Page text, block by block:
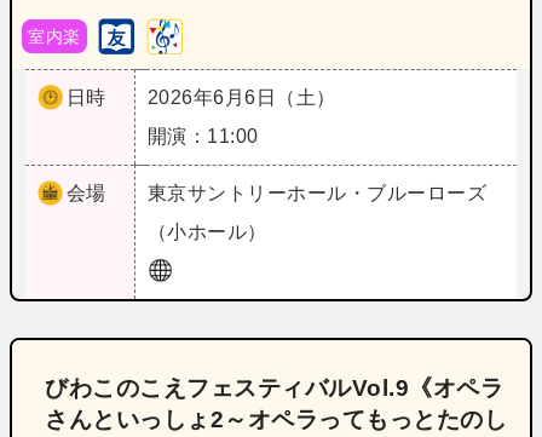
室内楽
日時
2026年6月6日（土）
開演：11:00
会場 東京サントリーホール・ブルーローズ
（小ホール）
びわこのこえフェスティバルVol.9《オペラ
さんといっしょ2～オペラってもっとたのし